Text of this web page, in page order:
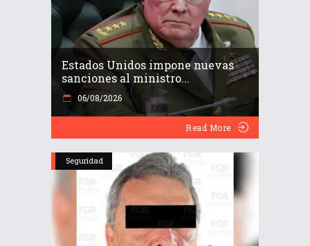
Estados Unidos impone nuevas
sanciones al ministro...
06/08/2026
Read More
Seguridad